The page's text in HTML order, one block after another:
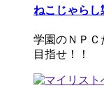
ねこじゃらし
学園のＮＰＣ
目指せ！！